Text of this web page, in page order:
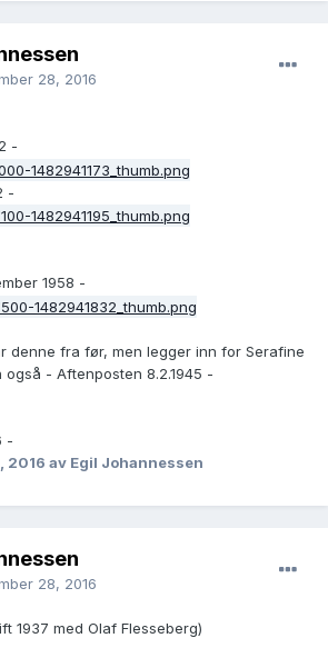
28, 2016
-
-
1958 -
denne fra før, men legger inn for Serafine
- Aftenposten 8.2.1945 -
-
2016 av Egil Johannessen
28, 2016
1937 med Olaf Flesseberg)